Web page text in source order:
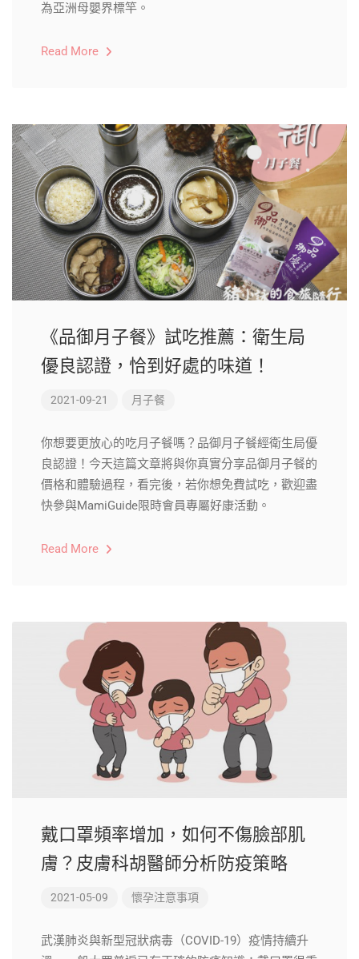
為亞洲母嬰界標竿。
Read More
《品御月子餐》試吃推薦：衛生局
優良認證，恰到好處的味道！
2021-09-21 月子餐
你想要更放心的吃月子餐嗎？品御月子餐經衛生局優
良認證！今天這篇文章將與你真實分享品御月子餐的
價格和體驗過程，看完後，若你想免費試吃，歡迎盡
快參與MamiGuide限時會員專屬好康活動。
Read More
戴口罩頻率增加，如何不傷臉部肌
膚？皮膚科胡醫師分析防疫策略
2021-05-09 懷孕注意事項
武漢肺炎與新型冠狀病毒（COVID-19）疫情持續升